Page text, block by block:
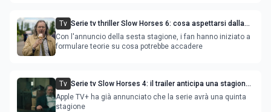
Tv Serie tv thriller Slow Horses 6: cosa aspettarsi dalla
nuova stagione
Con l'annuncio della sesta stagione, i fan hanno iniziato a
formulare teorie su cosa potrebbe accadere
Tv Serie tv Slow Horses 4: il trailer anticipa una stagione
da non perdere, Gary Oldman al top
Apple TV+ ha già annunciato che la serie avrà una quinta
stagione